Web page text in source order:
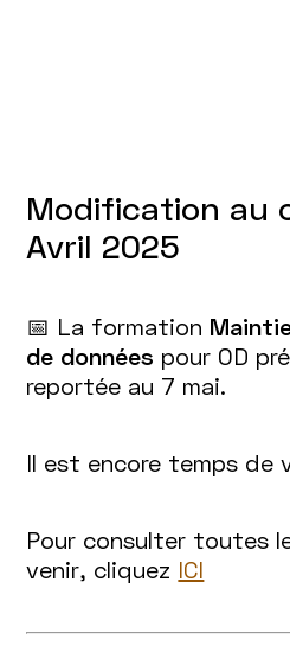
Modification au
Avril 2025
📅 La formation
de données pour OD
reportée au 7 mai.
Il est encore temps de
Pour consulter toutes
venir, cliquez ICI